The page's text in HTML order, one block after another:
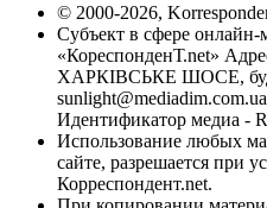
© 2000-2026,
Субъект в сфере
«КореспонденТ.net»
ХАРКІВСЬКЕ ШОСЕ,
sunlight@mediadim.com.ua
Идентификатор медиа -
Использование любых
сайте, разрешается при
Корреспондент.net.